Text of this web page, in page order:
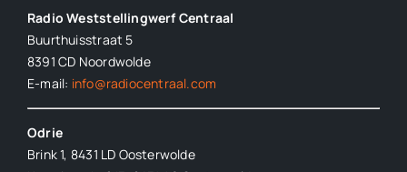
Radio Weststellingwerf Centraal
Buurthuisstraat 5
8391 CD Noordwolde
E-mail: info@radiocentraal.com
Odrie
Brink 1, 8431 LD Oosterwolde